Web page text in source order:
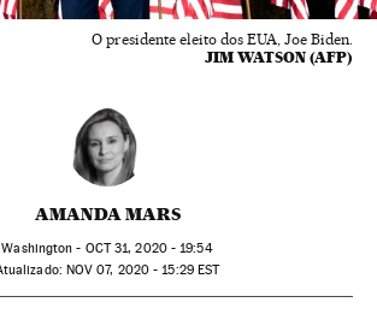
O presidente eleito dos EUA, Joe Biden.
JIM WATSON (AFP)
AMANDA MARS
Washington - OCT31, 2020 - 19:54
atualizado: NOV 07, 2020 - 15:29EST